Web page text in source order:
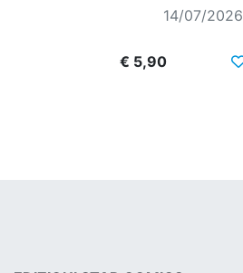
14/07/2026
€ 5,90